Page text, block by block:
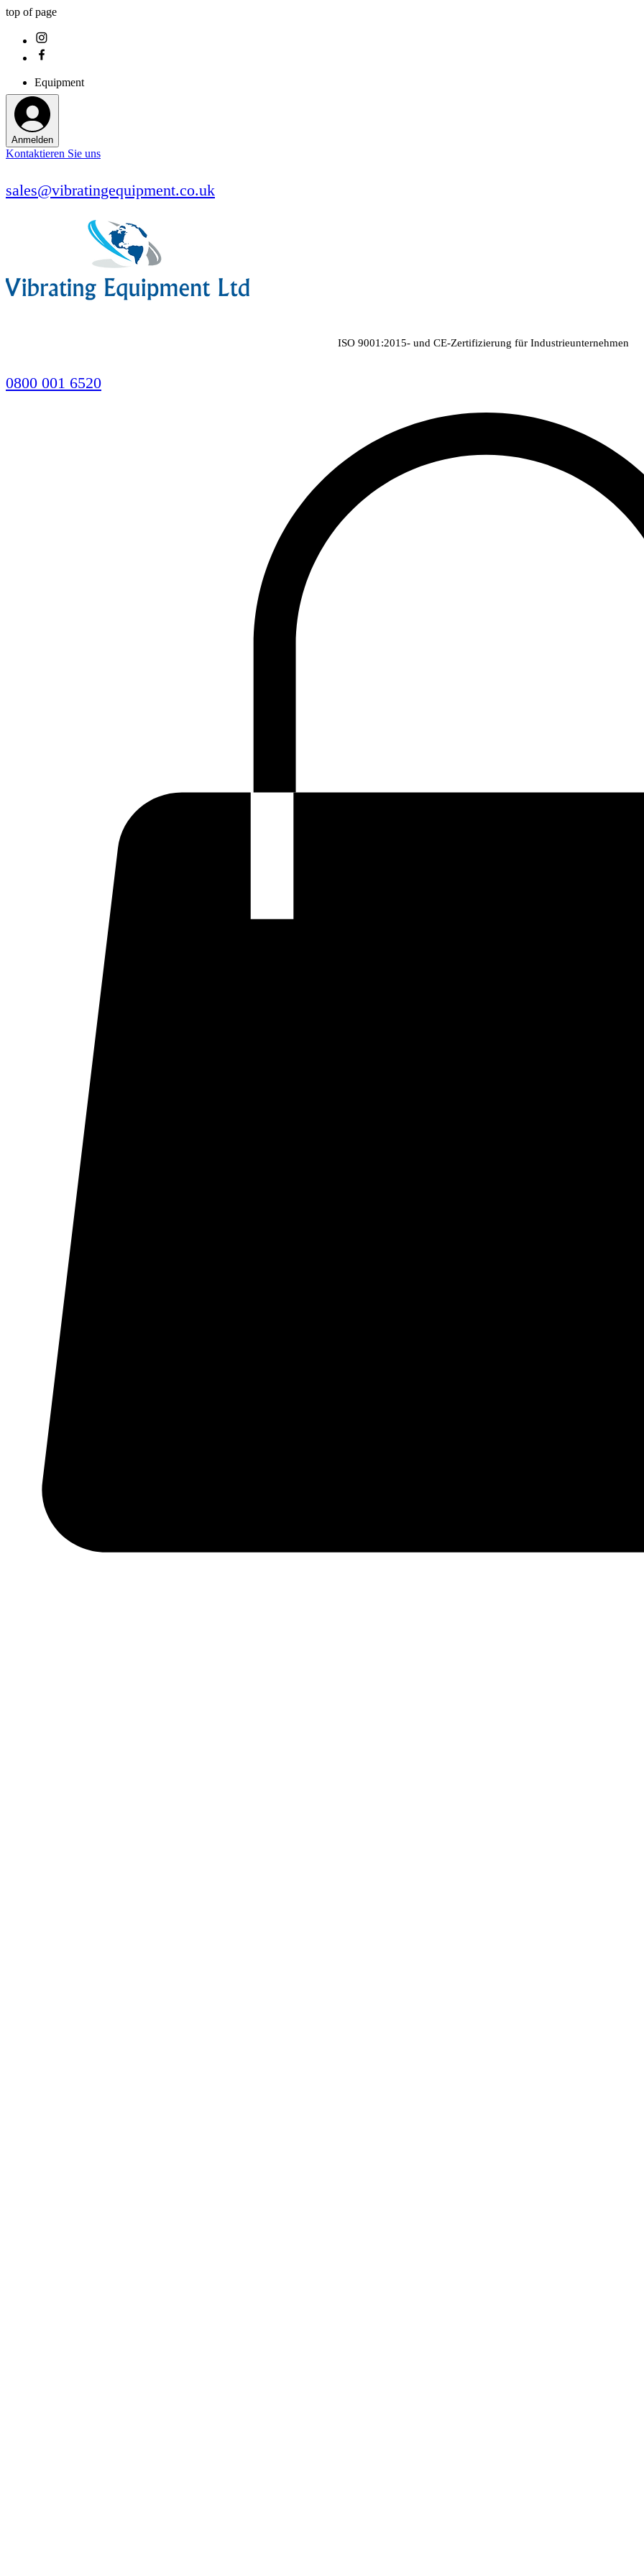
top of page
Equipment
Anmelden
Kontaktieren Sie uns
sales@vibratingequipment.co.uk
ISO 9001:2015- und CE-Zertifizierung für Industrieunternehmen
0800 001 6520